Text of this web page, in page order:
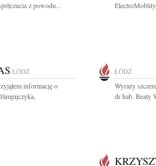
z powodu...
ŁÓDŹ
informację o
ŁÓDŹ
Wyrazy
dr hab. Beaty